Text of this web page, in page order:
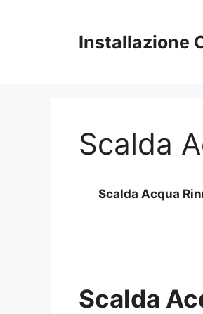
Installazione
Scalda
Scalda Acqua
Scalda